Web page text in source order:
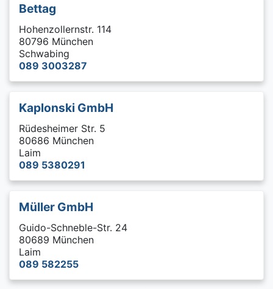
Bettag
Hohenzollernstr. 114
80796 München
Schwabing
089 3003287
Kaplonski GmbH
Rüdesheimer Str. 5
80686 München
Laim
089 5380291
Müller GmbH
Guido-Schneble-Str. 24
80689 München
Laim
089 582255